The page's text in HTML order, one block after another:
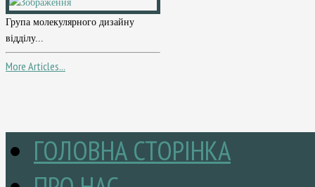
Група молекулярного дизайну
відділу...
More Articles...
ГОЛОВНА СТОРІНКА